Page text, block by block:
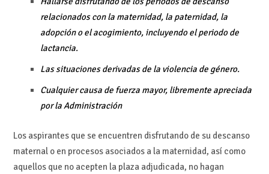
relacionados con la maternidad, la paternidad, la
adopción o el acogimiento, incluyendo el periodo de
lactancia.
Las situaciones derivadas de la violencia de género.
Cualquier causa de fuerza mayor, libremente apreciada
por la Administración
Los aspirantes que se encuentren disfrutando de su descanso
maternal o en procesos asociados a la maternidad, así como
aquellos que no acepten la plaza adjudicada, no hagan